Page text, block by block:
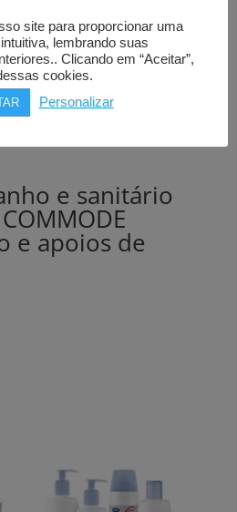
e sanitário
COMMODE
e apoios de
site para proporcionar uma
lembrando suas
Clicando em “Aceitar”,
cookies.
Personalizar